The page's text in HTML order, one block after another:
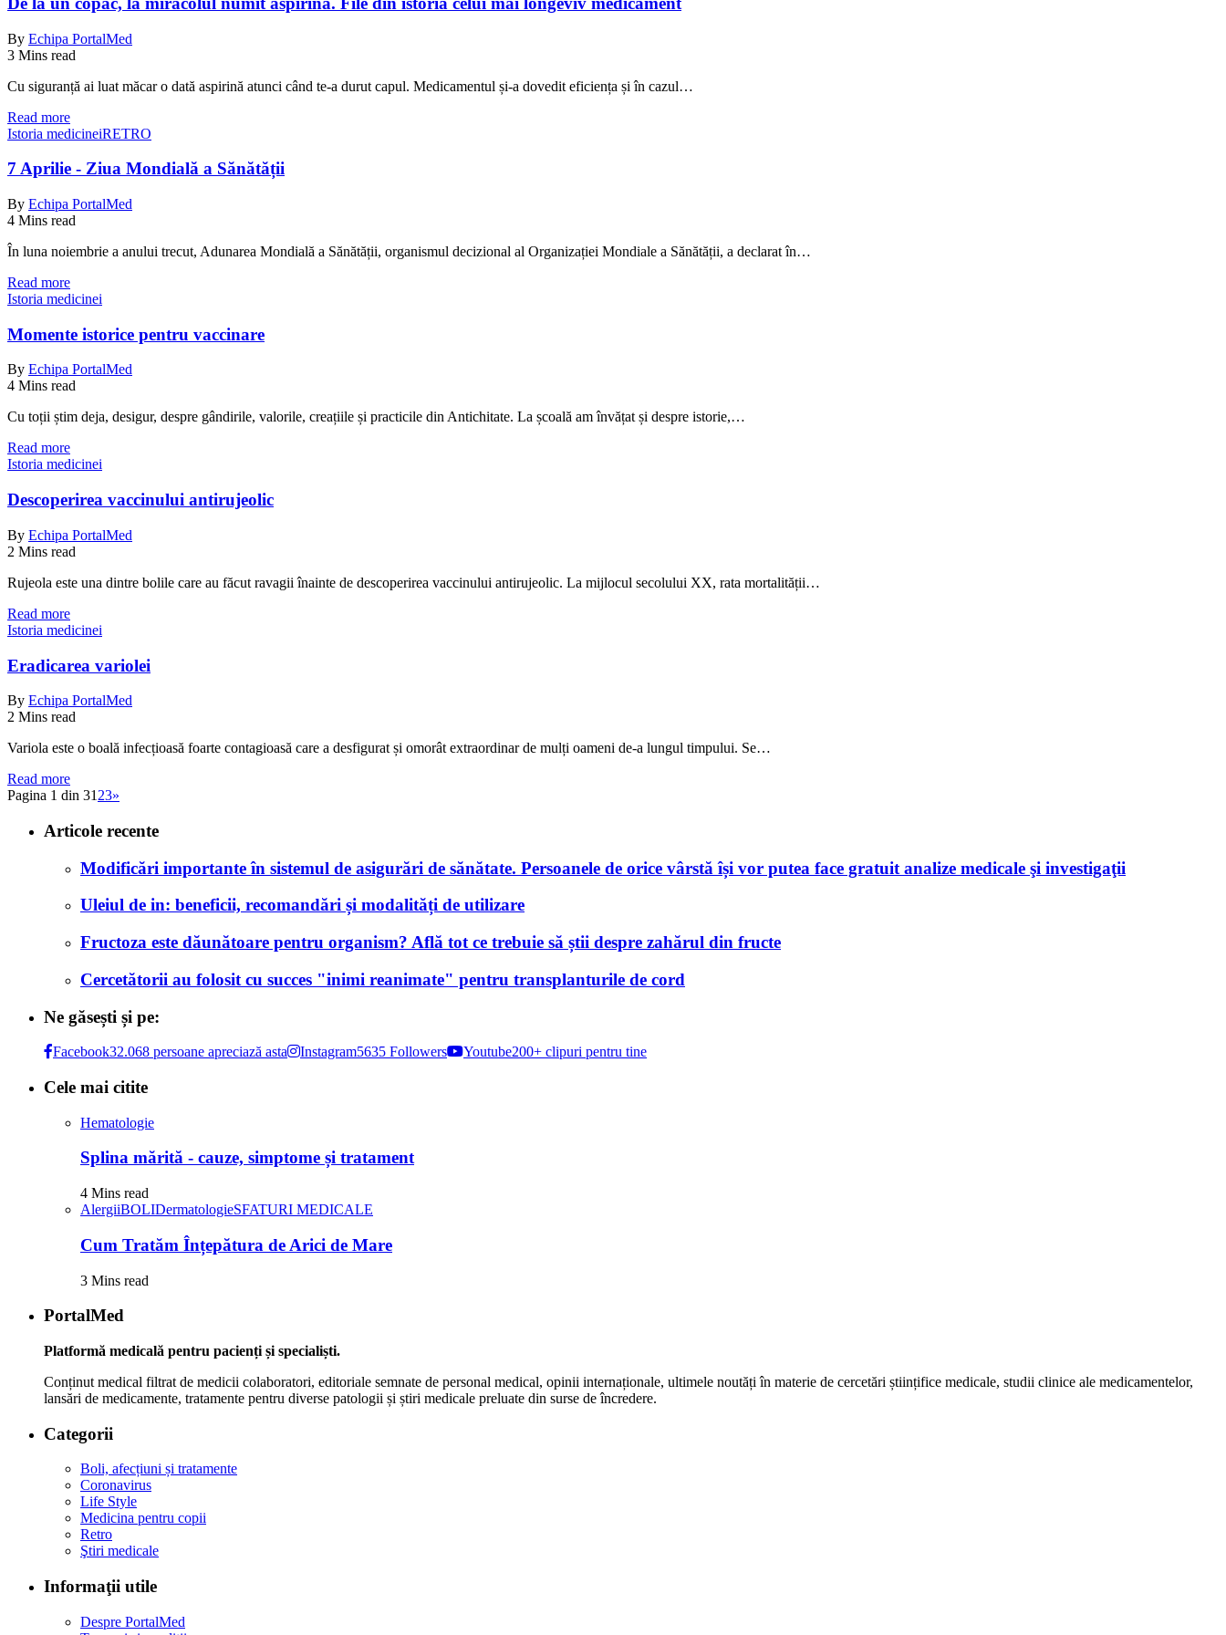
By Echipa PortalMed
3 Mins read
Cu siguranță ai luat măcar o dată aspirină atunci când te-a durut capul. Medicamentul și-a dovedit eficiența și în cazul…
Read more
Istoria medicineiRETRO
7 Aprilie - Ziua Mondială a Sănătății
By Echipa PortalMed
4 Mins read
În luna noiembrie a anului trecut, Adunarea Mondială a Sănătății, organismul decizional al Organizației Mondiale a Sănătății, a declarat în…
Read more
Istoria medicinei
Momente istorice pentru vaccinare
By Echipa PortalMed
4 Mins read
Cu toții știm deja, desigur, despre gândirile, valorile, creațiile și practicile din Antichitate. La școală am învățat și despre istorie,…
Read more
Istoria medicinei
Descoperirea vaccinului antirujeolic
By Echipa PortalMed
2 Mins read
Rujeola este una dintre bolile care au făcut ravagii înainte de descoperirea vaccinului antirujeolic. La mijlocul secolului XX, rata mortalității…
Read more
Istoria medicinei
Eradicarea variolei
By Echipa PortalMed
2 Mins read
Variola este o boală infecțioasă foarte contagioasă care a desfigurat și omorât extraordinar de mulți oameni de-a lungul timpului. Se…
Read more
Pagina 1 din 31 23»
Articole recente
Modificări importante în sistemul de asigurări de sănătate. Persoanele de orice vârstă își vor putea face gratuit analize medicale şi investigaţii
Uleiul de in: beneficii, recomandări și modalități de utilizare
Fructoza este dăunătoare pentru organism? Află tot ce trebuie să știi despre zahărul din fructe
Cercetătorii au folosit cu succes "inimi reanimate" pentru transplanturile de cord
Ne găsești și pe:
Facebook32.068 persoane apreciază asta Instagram5635 Followers Youtube200+ clipuri pentru tine
Cele mai citite
Hematologie
Splina mărită - cauze, simptome și tratament
4 Mins read
AlergiiBOLIDermatologieSFATURI MEDICALE
Cum Tratăm Înțepătura de Arici de Mare
3 Mins read
PortalMed
Platformă medicală pentru pacienți și specialiști.
Conținut medical filtrat de medicii colaboratori, editoriale semnate de personal medical, opinii internaționale, ultimele noutăți în materie de cercetări științifice medicale, studii clinice ale medicamentelor,
lansări de medicamente, tratamente pentru diverse patologii și știri medicale preluate din surse de încredere.
Categorii
Boli, afecțiuni și tratamente
Coronavirus
Life Style
Medicina pentru copii
Retro
Ştiri medicale
Informaţii utile
Despre PortalMed